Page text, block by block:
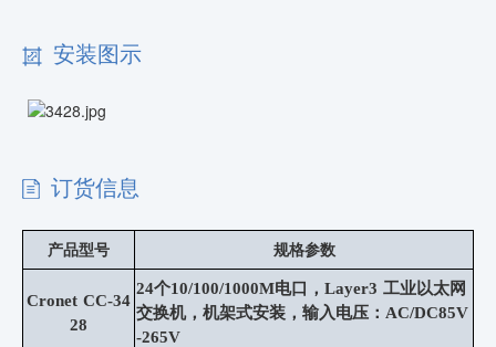
安装图示
订货信息
产品型号 规格参数
Cronet CC-34
28
24个10/100/1000M电口， Layer3 工业以太网
交换机，机架式安装 ，输入电压： AC/DC85V
-265V